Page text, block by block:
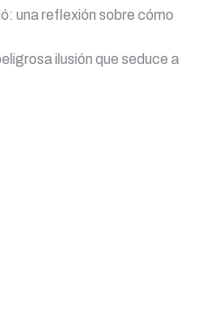
una reflexión sobre cómo
ilusión que seduce a